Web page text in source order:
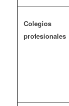
Colegios
profesionales